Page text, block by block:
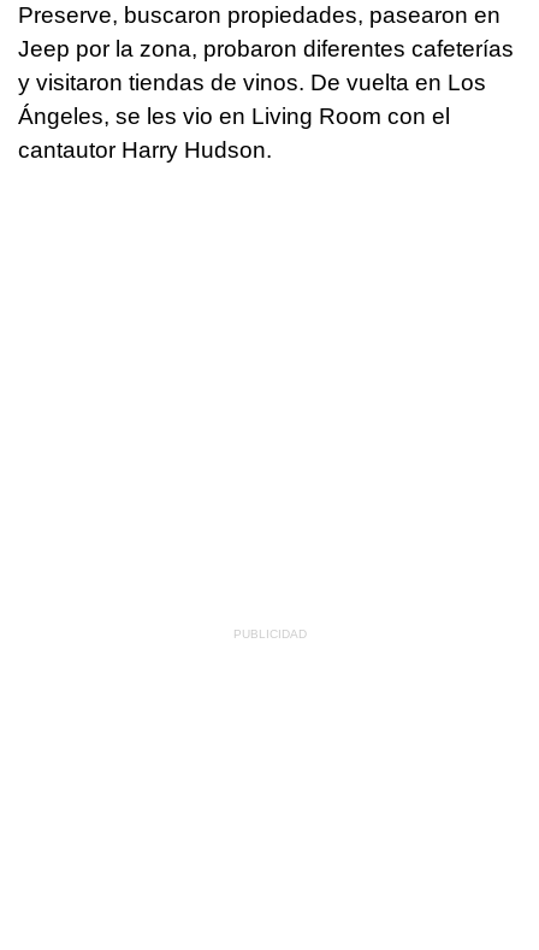
Preserve, buscaron propiedades, pasearon en
Jeep por la zona, probaron diferentes cafeterías
y visitaron tiendas de vinos. De vuelta en Los
Ángeles, se les vio en Living Room con el
cantautor Harry Hudson.